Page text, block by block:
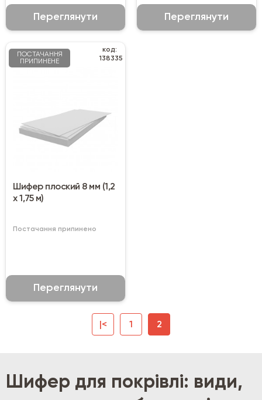
Переглянути Переглянути
ПОСТАЧАННЯ
ПРИПИНЕНЕ
код:
138335
Шифер плоский 8 мм (1,2
х 1,75 м)
Постачання припинено
Переглянути
|< 1 2
Шифер для покрівлі: види,